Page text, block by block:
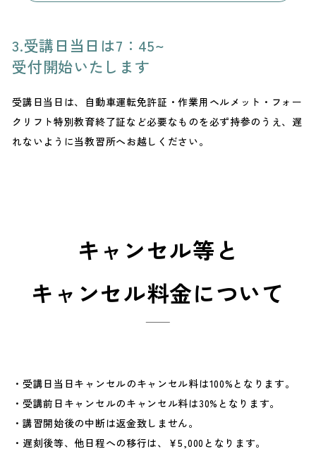
3.受講日当日は7：45~
受付開始いたします
受講日当日は、自動車運転免許証・作業用ヘルメット・フォー
クリフト特別教育終了証など必要なものを必ず持参のうえ、遅
れないように当教習所へお越しください。
キャンセル等と
キャンセル料金について
受講日当日キャンセルのキャンセル料は100%となります。
受講前日キャンセルのキャンセル料は30%となります。
講習開始後の中断は返金致しません。
遅刻後等、他日程への移行は、￥5,000となります。